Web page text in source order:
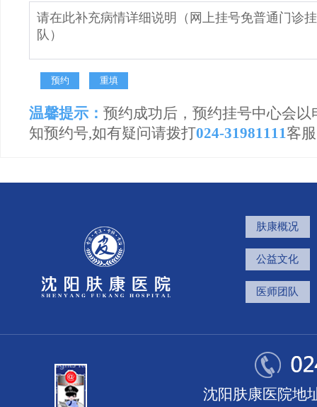
温馨提示： 预约成功后，预约挂号中心会
知预约号,如有疑问请拨打024-31981111客
肤康概况
公益文化
医师团队
沈阳肤康医院地